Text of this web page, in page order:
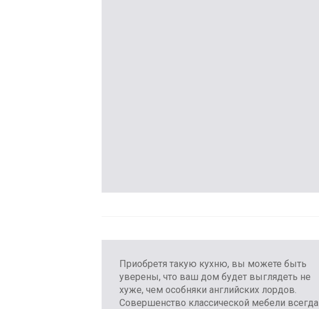
Приобретя такую ​​кухню, вы можете быть
уверены, что ваш дом будет выглядеть не
хуже, чем особняки английских лордов.
Совершенство классической мебели всегда